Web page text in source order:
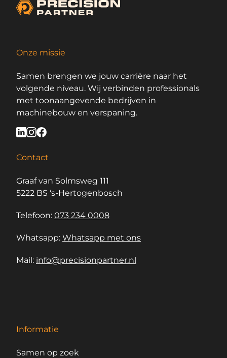
Onze missie
Samen brengen we jouw carrière naar het
volgende niveau. Wij verbinden professionals
met toonaangevende bedrijven in
machinebouw en verspaning.
Contact
Graaf van Solmsweg 111
5222 BS ‘s-Hertogenbosch
Telefoon: 073 234 0008
Whatsapp: Whatsapp met ons
Mail: info@precisionpartner.nl
Informatie
Samen op zoek